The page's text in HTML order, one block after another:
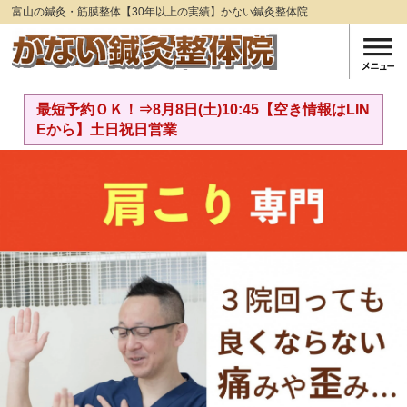
富山の鍼灸・筋膜整体【30年以上の実績】かない鍼灸整体院
最短予約ＯＫ！⇒8月8日(土)10:45【空き情報はLIN
Eから】土日祝日営業